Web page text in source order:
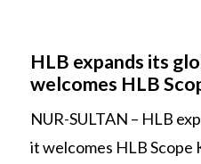
HLB expands its
welcomes HLB
NUR-SULTAN – HLB
it welcomes HLB Scope